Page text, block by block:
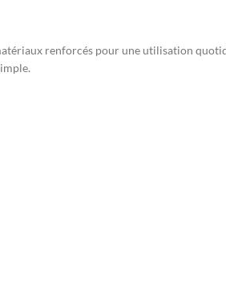
renforcés pour une utilisation